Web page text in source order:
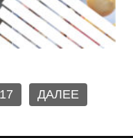
17 ДАЛЕЕ